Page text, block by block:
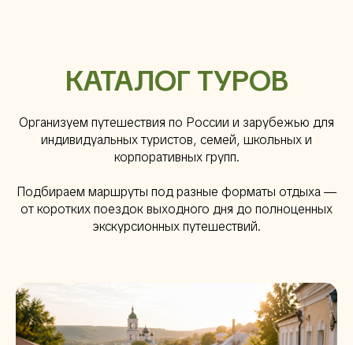
КАТАЛОГ ТУРОВ
Организуем путешествия по России и зарубежью для
индивидуальных туристов, семей, школьных и
корпоративных групп.
Подбираем маршруты под разные форматы отдыха —
от коротких поездок выходного дня до полноценных
экскурсионных путешествий.